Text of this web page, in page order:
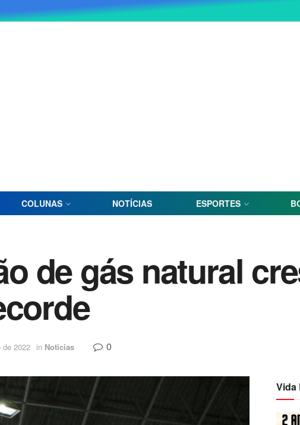
COLUNAS NOTÍCIAS ESPORTES
de gás natural
de 2022 in Noticias 0
Vida